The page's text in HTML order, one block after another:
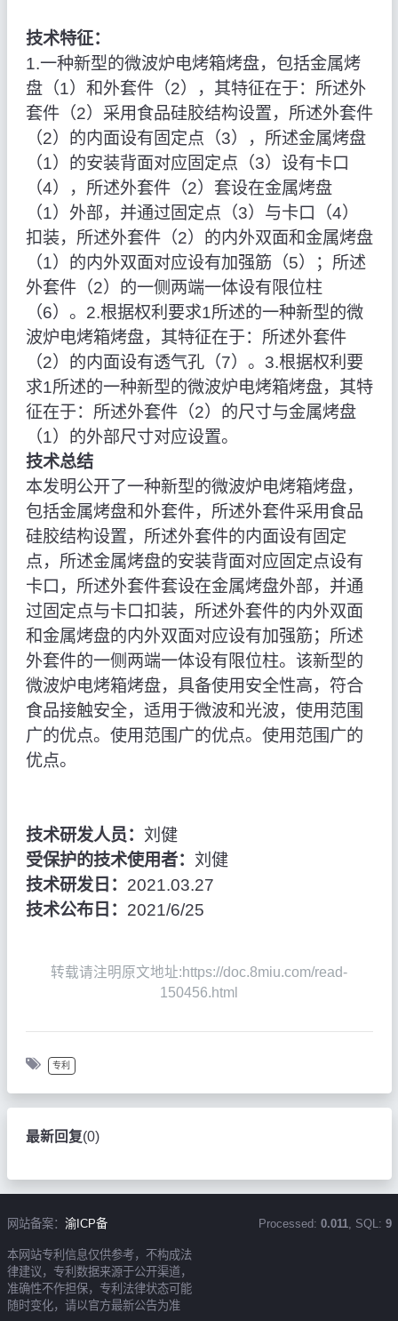
技术特征：
1.一种新型的微波炉电烤箱烤盘，包括金属烤
盘（1）和外套件（2），其特征在于：所述外
套件（2）采用食品硅胶结构设置，所述外套件
（2）的内面设有固定点（3），所述金属烤盘
（1）的安装背面对应固定点（3）设有卡口
（4），所述外套件（2）套设在金属烤盘
（1）外部，并通过固定点（3）与卡口（4）
扣装，所述外套件（2）的内外双面和金属烤盘
（1）的内外双面对应设有加强筋（5）；所述
外套件（2）的一侧两端一体设有限位柱
（6）。2.根据权利要求1所述的一种新型的微
波炉电烤箱烤盘，其特征在于：所述外套件
（2）的内面设有透气孔（7）。3.根据权利要
求1所述的一种新型的微波炉电烤箱烤盘，其特
征在于：所述外套件（2）的尺寸与金属烤盘
（1）的外部尺寸对应设置。
技术总结
本发明公开了一种新型的微波炉电烤箱烤盘，
包括金属烤盘和外套件，所述外套件采用食品
硅胶结构设置，所述外套件的内面设有固定
点，所述金属烤盘的安装背面对应固定点设有
卡口，所述外套件套设在金属烤盘外部，并通
过固定点与卡口扣装，所述外套件的内外双面
和金属烤盘的内外双面对应设有加强筋；所述
外套件的一侧两端一体设有限位柱。该新型的
微波炉电烤箱烤盘，具备使用安全性高，符合
食品接触安全，适用于微波和光波，使用范围
广的优点。使用范围广的优点。使用范围广的
优点。
技术研发人员： 刘健
受保护的技术使用者： 刘健
技术研发日： 2021.03.27
技术公布日： 2021/6/25
转载请注明原文地址:https://doc.8miu.com/read-
150456.html
专利
最新回复(0)
网站备案： 渝ICP备
本网站专利信息仅供参考，不构成法
律建议，专利数据来源于公开渠道，
准确性不作担保，专利法律状态可能
随时变化，请以官方最新公告为准
Processed: 0.011, SQL: 9